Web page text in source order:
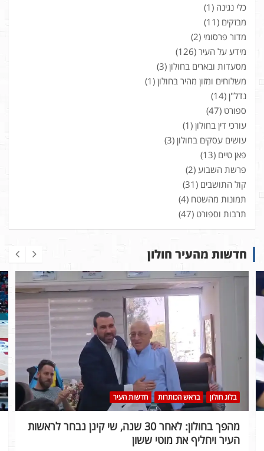
כלי נגינה (1)
מבזקים (11)
מדור פרסומי (2)
מידע על העיר (126)
מסעדות ובארים בחולון (3)
משלוחים ומזון מהיר בחולון (1)
נדל"ן (14)
ספורט (47)
עורכי דין בחולון (1)
עושים עסקים בחולון (3)
פאן טיים (13)
פרשת השבוע (2)
קול התושבים (31)
תמונות מהשטח (4)
תרבות וספורט (47)
חדשות מהעיר חולון
בלוג חולון בראש הכותרות חדשות העיר
מהפך בחולון: לאחר 30 שנה, שי קינן נבחר לראשות
העיר ויחליף את מוטי ששון